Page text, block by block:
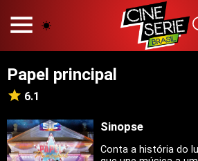
PRINCÍPIOS EDITORIAIS
POLÍTICA DE PRIVACIDADE
CONTATO
Papel principal
6.1
Sinopse
Conta a história do